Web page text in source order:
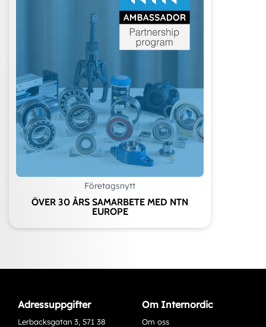
Företagsnytt
ÖVER 30 ÅRS SAMARBETE MED NTN
EUROPE
Adressuppgifter
Lerbacksgatan 3, 571 38
Om Internordic
Om oss